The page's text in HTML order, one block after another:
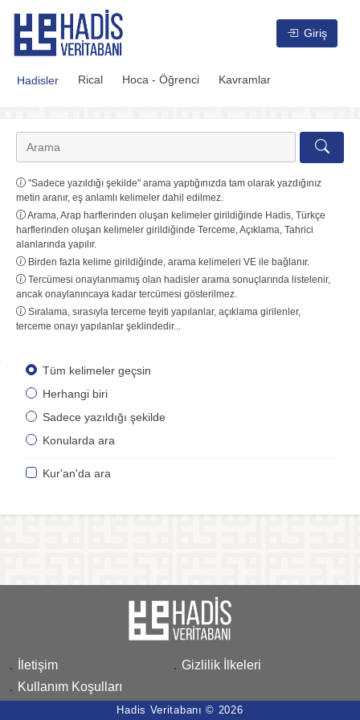
Hadis Veritabanı
Hadisler Rical Hoca - Öğrenci Kavramlar
Giriş
"Sadece yazıldığı şekilde" arama yaptığınızda tam olarak yazdığınız
metin aranır, eş anlamlı kelimeler dahil edilmez.
Arama, Arap harflerinden oluşan kelimeler girildiğinde Hadis, Türkçe
harflerinden oluşan kelimeler girildiğinde Terceme, Açıklama, Tahrici
alanlarında yapılır.
Birden fazla kelime girildiğinde, arama kelimeleri VE ile bağlanır.
Tercümesi onaylanmamış olan hadisler arama sonuçlarında listelenir,
ancak onaylanıncaya kadar tercümesi gösterilmez.
Sıralama, sırasıyla terceme teyiti yapılanlar, açıklama girilenler,
terceme onayı yapılanlar şeklindedir...
Tüm kelimeler geçsin
Herhangi biri
Sadece yazıldığı şekilde
Konularda ara
Kur'an'da ara
. İletişim . Gizlilik İlkeleri
. Kullanım Koşulları
Hadis Veritabanı © 2026